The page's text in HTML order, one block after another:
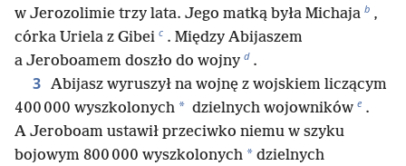
w Jerozolimie trzy lata. Jego matką była Michaja b ,
córka Uriela z Gibei c . Między Abijaszem
a Jeroboamem doszło do wojny d .
3 Abijasz wyruszył na wojnę z wojskiem liczącym
400 000 wyszkolonych * dzielnych wojowników e .
A Jeroboam ustawił przeciwko niemu w szyku
bojowym 800 000 wyszkolonych * dzielnych